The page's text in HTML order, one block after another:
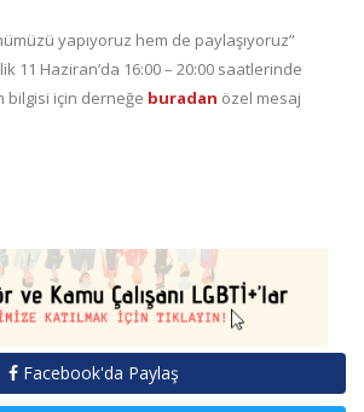
yapıyoruz hem de paylaşıyoruz”
11 Haziran’da 16:00 – 20:00 saatlerinde
bilgisi için derneğe buradan özel mesaj
Facebook'da Paylaş